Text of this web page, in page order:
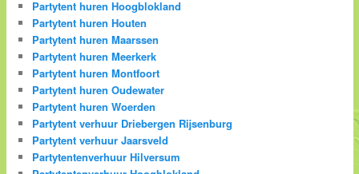
Partytent huren Hoogblokland
Partytent huren Houten
Partytent huren Maarssen
Partytent huren Meerkerk
Partytent huren Montfoort
Partytent huren Oudewater
Partytent huren Woerden
Partytent verhuur Driebergen Rijsenburg
Partytent verhuur Jaarsveld
Partytentenverhuur Hilversum